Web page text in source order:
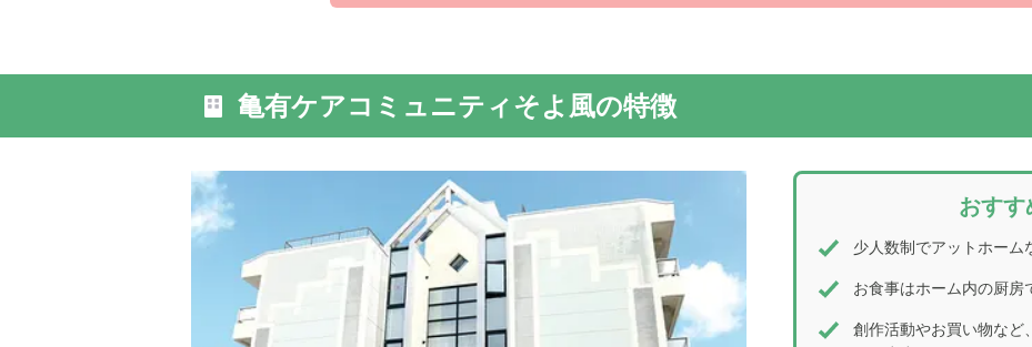
亀有ケアコミュニティそよ風の特徴
おすす
少人数制でアットホーム
お食事はホーム内の厨房
創作活動やお買い物など